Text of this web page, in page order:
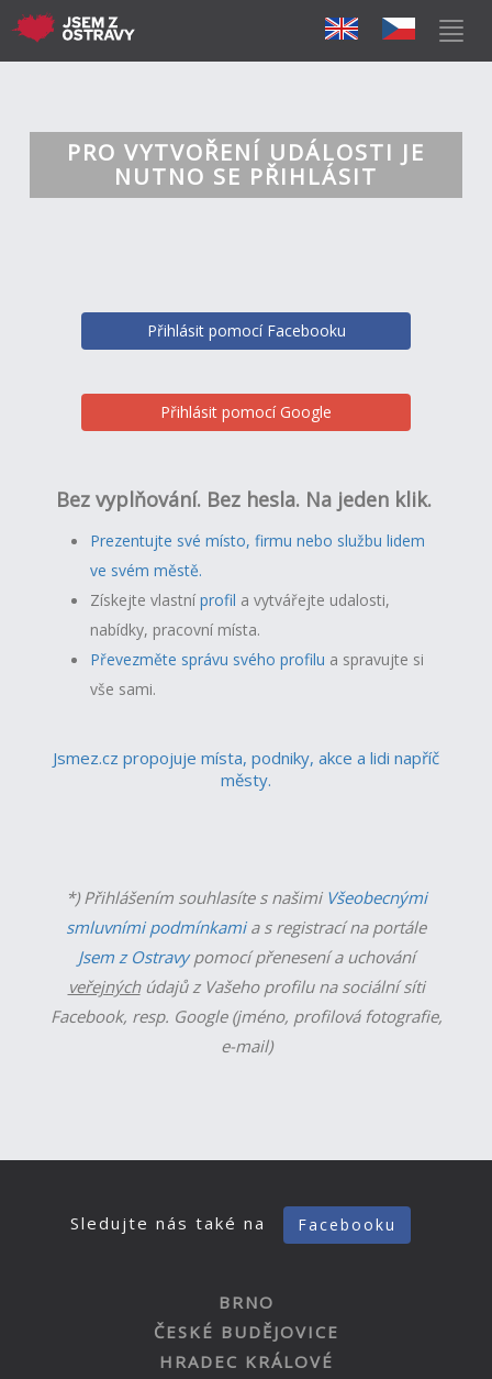
PRO VYTVOŘENÍ UDÁLOSTI JE
NUTNO SE PŘIHLÁSIT
Přihlásit pomocí Facebooku
Přihlásit pomocí Google
Bez vyplňování. Bez hesla. Na jeden klik.
Prezentujte své místo, firmu nebo službu lidem
ve svém městě.
Získejte vlastníprofil a vytvářejte udalosti,
nabídky, pracovní místa.
Převezměte správu svého profilu a spravujte si
vše sami.
Jsmez.cz propojuje místa, podniky, akce a lidi napříč
městy.
*) Přihlášením souhlasíte s našimi Všeobecnými
smluvními podmínkamia s registrací na portále
Jsem z Ostravypomocí přenesení a uchování
veřejnýchúdajů z Vašeho profilu na sociální síti
Facebook, resp. Google (jméno, profilová fotografie,
e-mail)
Sledujte nás také na Facebooku
BRNO
ČESKÉ BUDĚJOVICE
HRADEC KRÁLOVÉ